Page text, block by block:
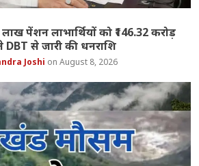
पेंशन लाभार्थियों को ₹146.32 करोड़
DBT से जारी की धनराशि
Joshi August 8, 2026